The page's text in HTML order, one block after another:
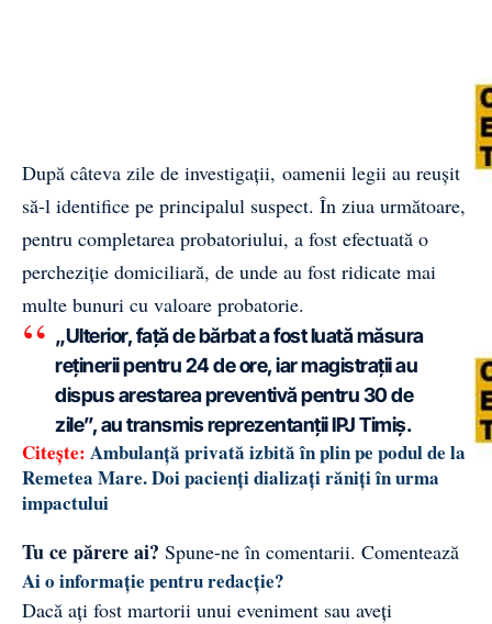
După câteva zile de investigații, oamenii legii au reușit
să-l identifice pe principalul suspect. În ziua următoare,
pentru completarea probatoriului, a fost efectuată o
percheziție domiciliară, de unde au fost ridicate mai
multe bunuri cu valoare probatorie.
„Ulterior, față de bărbat a fost luată măsura
reținerii pentru 24 de ore, iar magistrații au
dispus arestarea preventivă pentru 30 de
zile”, au transmis reprezentanții IPJ Timiș.
Citește: Ambulanță privată izbită în plin pe podul de la
Remetea Mare. Doi pacienți dializați răniți în urma
impactului
Tu ce părere ai? Spune-ne în comentarii. Comentează
Ai o informație pentru redacție?
Dacă ați fost martorii unui eveniment sau aveți